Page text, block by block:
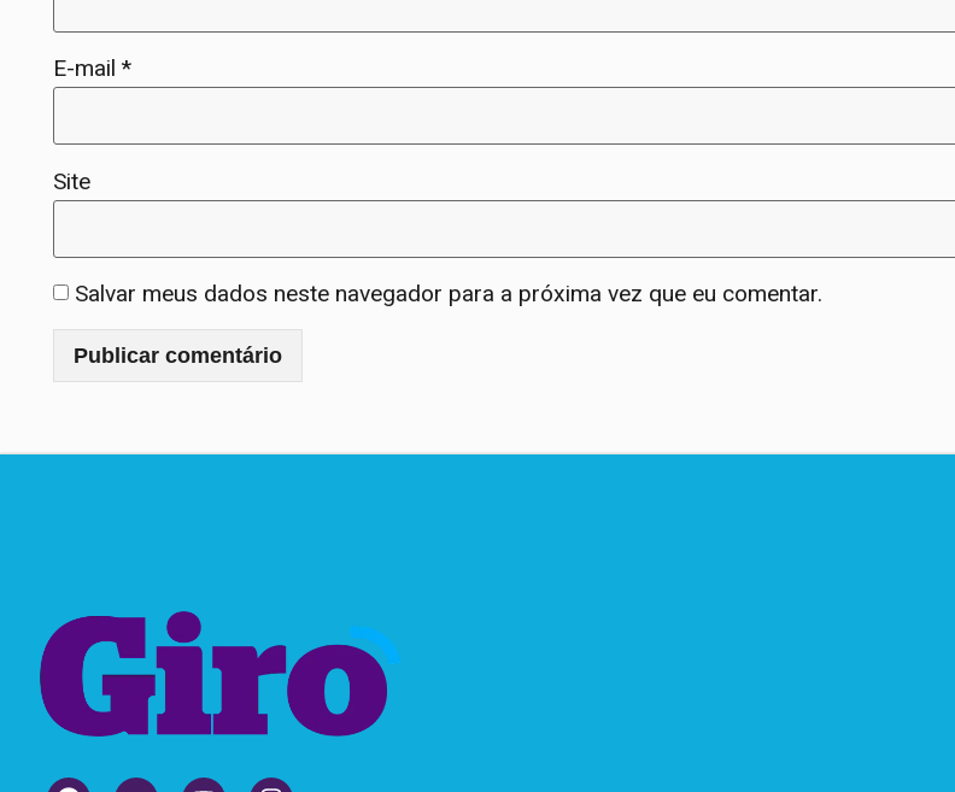
E-mail*
Site
Salvar meus dados neste navegador para a próxima vez que eu comentar.